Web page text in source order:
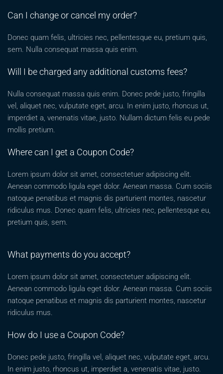
Can I change or cancel my order?
Donec quam felis, ultricies nec, pellentesque eu, pretium quis,
sem. Nulla consequat massa quis enim.
Will I be charged any additional customs fees?
Nulla consequat massa quis enim. Donec pede justo, fringilla
vel, aliquet nec, vulputate eget, arcu. In enim justo, rhoncus ut,
imperdiet a, venenatis vitae, justo. Nullam dictum felis eu pede
mollis pretium.
Where can I get a Coupon Code?
Lorem ipsum dolor sit amet, consectetuer adipiscing elit.
Aenean commodo ligula eget dolor. Aenean massa. Cum sociis
natoque penatibus et magnis dis parturient montes, nascetur
ridiculus mus. Donec quam felis, ultricies nec, pellentesque eu,
pretium quis, sem.
What payments do you accept?
Lorem ipsum dolor sit amet, consectetuer adipiscing elit.
Aenean commodo ligula eget dolor. Aenean massa. Cum sociis
natoque penatibus et magnis dis parturient montes, nascetur
ridiculus mus.
How do I use a Coupon Code?
Donec pede justo, fringilla vel, aliquet nec, vulputate eget, arcu.
In enim justo, rhoncus ut, imperdiet a, venenatis vitae, justo.